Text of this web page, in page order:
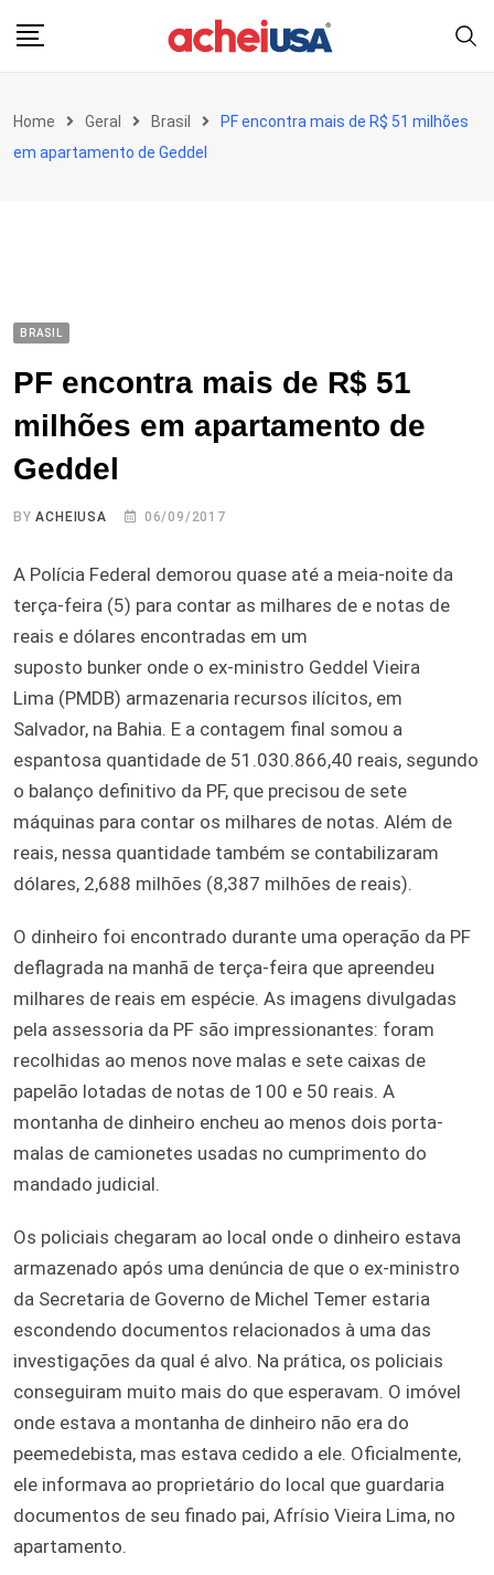
Home Geral Brasil
PF encontra mais de R$ 51 milhões
em apartamento de Geddel
BRASIL
PF encontra mais de R$ 51
milhões em apartamento de
Geddel
BYACHEIUSA 06/09/2017
A Polícia Federal demorou quase até a meia-noite da
terça-feira (5) para contar as milhares de e notas de
reais e dólares encontradas em um
suposto bunker onde o ex-ministro Geddel Vieira
Lima (PMDB) armazenaria recursos ilícitos, em
Salvador, na Bahia. E a contagem final somou a
espantosa quantidade de 51.030.866,40 reais, segundo
o balanço definitivo da PF, que precisou de sete
máquinas para contar os milhares de notas. Além de
reais, nessa quantidade também se contabilizaram
dólares, 2,688 milhões (8,387 milhões de reais).
O dinheiro foi encontrado durante uma operação da PF
deflagrada na manhã de terça-feira que apreendeu
milhares de reais em espécie. As imagens divulgadas
pela assessoria da PF são impressionantes: foram
recolhidas ao menos nove malas e sete caixas de
papelão lotadas de notas de 100 e 50 reais. A
montanha de dinheiro encheu ao menos dois porta-
malas de camionetes usadas no cumprimento do
mandado judicial.
Os policiais chegaram ao local onde o dinheiro estava
armazenado após uma denúncia de que o ex-ministro
da Secretaria de Governo de Michel Temer estaria
escondendo documentos relacionados à uma das
investigações da qual é alvo. Na prática, os policiais
conseguiram muito mais do que esperavam. O imóvel
onde estava a montanha de dinheiro não era do
peemedebista, mas estava cedido a ele. Oficialmente,
ele informava ao proprietário do local que guardaria
documentos de seu finado pai, Afrísio Vieira Lima, no
apartamento.